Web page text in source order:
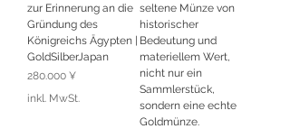
zur Erinnerung an die
Gründung des
Königreichs Ägypten |
GoldSilberJapan
Preis
280.000 ¥
inkl. MwSt.
seltene Münze von
historischer
Bedeutung und
materiellem Wert,
nicht nur ein
Sammlerstück,
sondern eine echte
Goldmünze.